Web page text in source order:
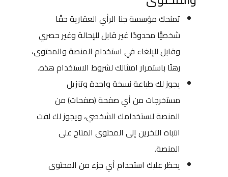
تمنحك مؤسسة جنا الرأي العقارية حقًا
شخصيًّا محدودًا غير قابل للإحالة وغير حصري
وقابل للإلغاء في استخدام المنصة والمحتوى،
رهنًا باستمرار امتثالك لشروط الاستخدام هذه.
يجوز لك طباعة نسخة واحدة وتنزيل
مستخرجات من أي صفحة (صفحات) من
المنصة لاستخدامك الشخصي، ويجوز لك لفت
انتباه الآخرين إلى المحتوى المتاح على
المنصة.
يحظر عليك استخدام أي جزء من المحتوى